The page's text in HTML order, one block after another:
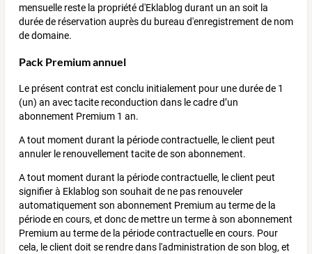
mensuelle reste la propriété d'Eklablog durant un an soit la
durée de réservation auprès du bureau d'enregistrement de nom
de domaine.
Pack Premium annuel
Le présent contrat est conclu initialement pour une durée de 1
(un) an avec tacite reconduction dans le cadre d’un
abonnement Premium 1 an.
A tout moment durant la période contractuelle, le client peut
annuler le renouvellement tacite de son abonnement.
A tout moment durant la période contractuelle, le client peut
signifier à Eklablog son souhait de ne pas renouveler
automatiquement son abonnement Premium au terme de la
période en cours, et donc de mettre un terme à son abonnement
Premium au terme de la période contractuelle en cours. Pour
cela, le client doit se rendre dans l'administration de son blog, et